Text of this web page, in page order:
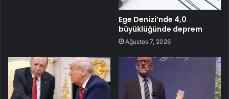
Ege Denizi’nde 4,0
büyüklüğünde deprem
Ağustos 7, 2026